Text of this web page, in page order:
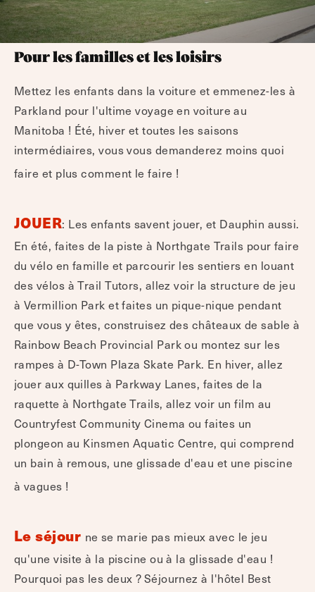
Pour les familles et les loisirs
Mettez les enfants dans la voiture et emmenez-les à
Parkland pour l'ultime voyage en voiture au
Manitoba ! Été, hiver et toutes les saisons
intermédiaires, vous vous demanderez moins quoi
faire et plus comment le faire !
JOUER: Les enfants savent jouer, et Dauphin aussi.
En été, faites de la piste à Northgate Trails pour faire
du vélo en famille et parcourir les sentiers en louant
des vélos à Trail Tutors, allez voir la structure de jeu
à Vermillion Park et faites un pique-nique pendant
que vous y êtes, construisez des châteaux de sable à
Rainbow Beach Provincial Park ou montez sur les
rampes à D-Town Plaza Skate Park. En hiver, allez
jouer aux quilles à Parkway Lanes, faites de la
raquette à Northgate Trails, allez voir un film au
Countryfest Community Cinema ou faites un
plongeon au Kinsmen Aquatic Centre, qui comprend
un bain à remous, une glissade d'eau et une piscine
à vagues !
Le séjour ne se marie pas mieux avec le jeu
qu'une visite à la piscine ou à la glissade d'eau !
Pourquoi pas les deux ? Séjournez à l'hôtel Best